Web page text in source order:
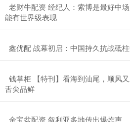
老财牛配资 经纪人：索博是最好中
能有世界级表现
鑫优配 战幕初启：中国持久抗战砥
钱掌柜 【特刊】看海到汕尾，顺风
舌尖品鲜
​金宝盆配资 叙利亚多地传出爆炸声